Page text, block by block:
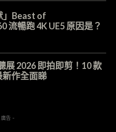
」Beast of
暢跑 4K UE5 原因是？
展 2026 即拍即剪！10 款
新作全面睇
告 -